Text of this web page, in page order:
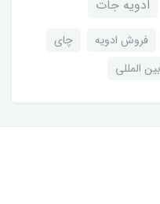
ادویه جات
فروش ادویه
چای
المللی